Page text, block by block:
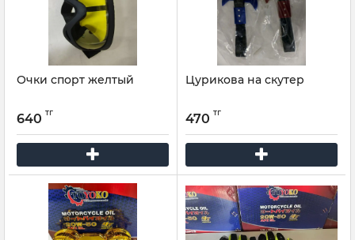
Очки спорт желтый
640 тг
Цурикова на скутер
470 тг